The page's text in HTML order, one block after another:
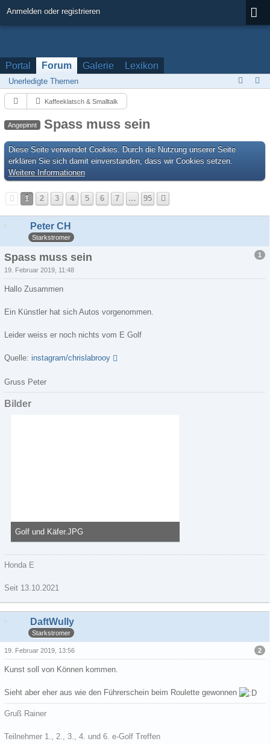
Anmelden oder registrieren
Portal Forum Galerie Lexikon
Unerledigte Themen
Kaffeeklatsch & Smalltalk
Angepinnt Spass muss sein
Diese Seite verwendet Cookies. Durch die Nutzung unserer Seite
erklären Sie sich damit einverstanden, dass wir Cookies setzen.
Weitere Informationen
1 2 3 4 5 6 7 … 95
Peter CH
Starkstromer
1
Spass muss sein
19. Februar 2019, 11:48
Hallo Zusammen
Ein Künstler hat sich Autos vorgenommen.
Leider weiss er noch nichts vom E Golf
Quelle: instagram/chrislabrooy
Gruss Peter
Bilder
Golf und Käfer.JPG
71,96 kB, 597×600, 25 mal angesehen
Honda E
Seit 13.10.2021
DaftWully
Starkstromer
2
19. Februar 2019, 13:56
Kunst soll von Können kommen.
Sieht aber eher aus wie den Führerschein beim Roulette gewonnen
Gruß Rainer
Teilnehmer 1., 2., 3., 4. und 6. e-Golf Treffen